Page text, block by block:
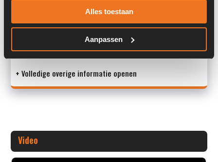
Alles toestaan
Aanpassen
S/N: -
Mac
+ Volledige overige informatie openen
Video